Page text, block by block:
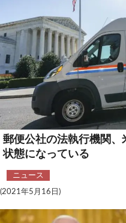
郵便公社の法執行機関
状態になっている
ニュース
(2021年5月16日)